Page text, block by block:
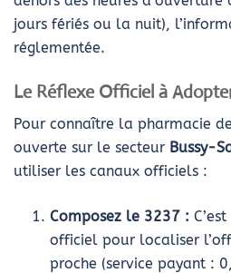
jours fériés ou la nuit),
réglementée.
Le Réflexe Officiel à
Pour connaître la pharmacie
ouverte sur le secteur Bussy-
utiliser les canaux officiels :
Composez le 3237 :
officiel pour localiser
proche (service payant :